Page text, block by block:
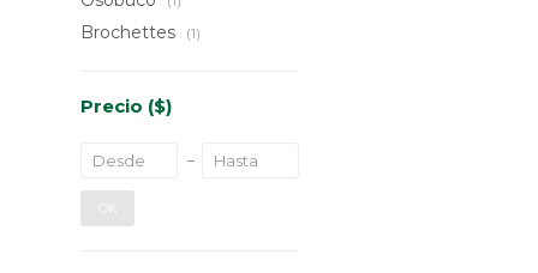
Brochettes (1)
Precio ($)
OK